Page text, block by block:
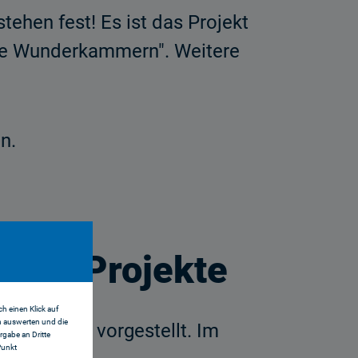
einen Klick auf
auswerten und die
an Dritte
fest! Es ist das Projekt
Wunderkammern". Weitere
Projekte
der Jury vorgestellt. Im